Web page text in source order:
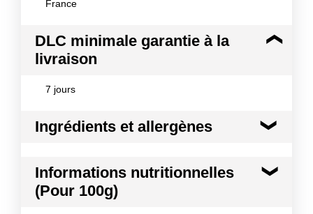
France
DLC minimale garantie à la
livraison
7 jours
Ingrédients et allergènes
LAIT pasteurisé de brebis, sel, présure,
FERMENTS, conservateur: LYSOZYME (contient de
l'OEUF) Lait origine France
Informations nutritionnelles
(Pour 100g)